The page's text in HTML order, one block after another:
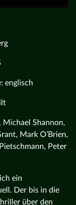
englisch
Michael Shannon,
Mark O’Brien,
Peter
ein
Der bis in die
über den